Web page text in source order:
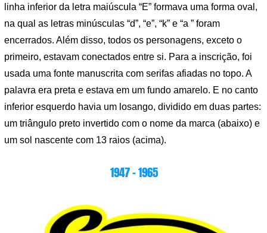
linha inferior da letra maiúscula “E” formava uma forma oval,
na qual as letras minúsculas “d”, “e”, “k” e “a ” foram
encerrados. Além disso, todos os personagens, exceto o
primeiro, estavam conectados entre si. Para a inscrição, foi
usada uma fonte manuscrita com serifas afiadas no topo. A
palavra era preta e estava em um fundo amarelo. E no canto
inferior esquerdo havia um losango, dividido em duas partes:
um triângulo preto invertido com o nome da marca (abaixo) e
um sol nascente com 13 raios (acima).
1947 – 1965